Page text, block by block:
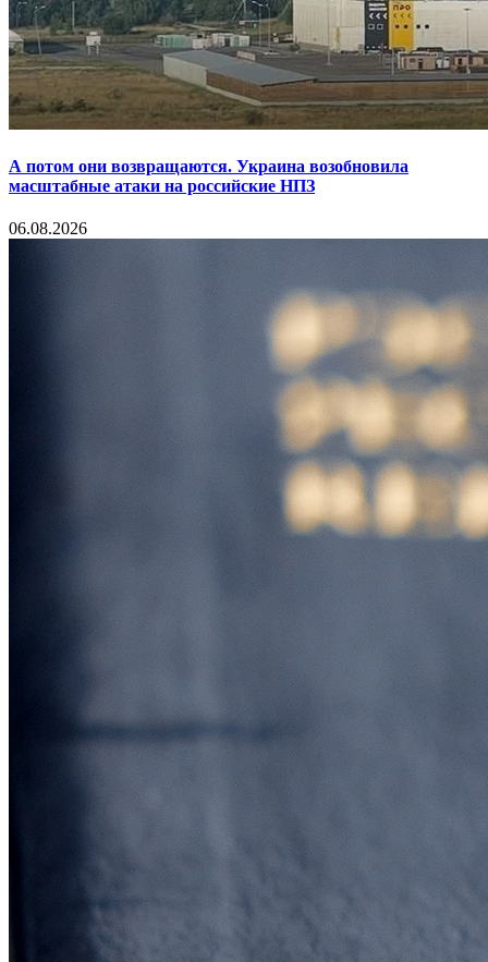
А потом они возвращаются. Украина возобновила
масштабные атаки на российские НПЗ
06.08.2026